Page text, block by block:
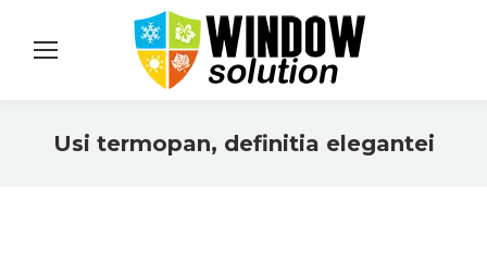
Usi termopan, definitia elegantei